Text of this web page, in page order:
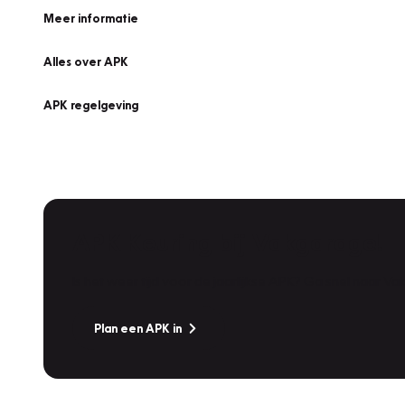
Meer informatie
Alles over APK
APK regelgeving
Plan een APK in